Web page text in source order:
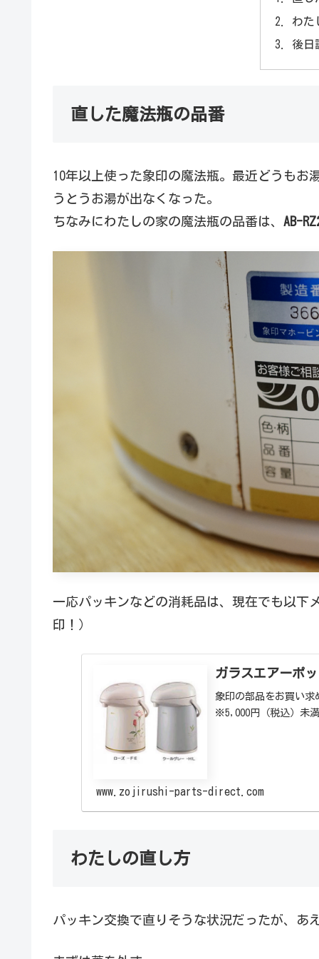
わた
後日
直した魔法瓶の品番
10年以上使った象印の魔法瓶。最近どうもお
うとうお湯が出なくなった。
ちなみにわたしの家の魔法瓶の品番は、 AB-
一応パッキンなどの消耗品は、現在でも以下
印！）
ガラスエアーポ
象印の部品をお買い求
※5,000円（税込）未
www.zojirushi-parts-direct.com
わたしの直し方
パッキン交換で直りそうな状況だったが、あ